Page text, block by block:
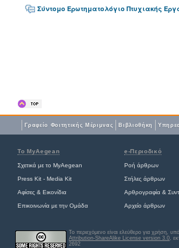
Σύντομο Ερωτηματολόγιο Πτυχιακής
Γραφείο Φοιτητικής Μέριμνας Βιβλιοθήκη
Το MyAegean e-Περιοδικό
Σχετικά με το MyAegean Ροή άρθρων
Press Kit - Media Kit Στήλες άρθρων
Αφίσες & Εικονίδια Αρθρογραφία &
Επικοινωνία με την Ομάδα Αρχείο άρθρων
Το περιεχόμενο είναι ελεύθερο για χρήση,
Attribution-ShareAlike License version 3.0,
2692